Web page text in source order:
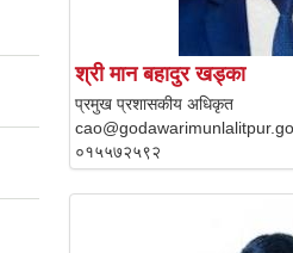
श्री मान बहादुर खड्का
प्रमुख प्रशासकीय अधिकृत
०१५५७२५९२